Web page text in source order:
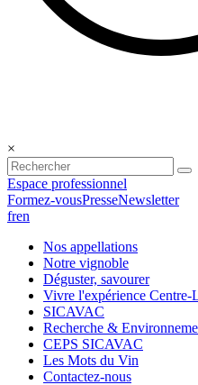
×
Espace professionnel
Formez-vousPresseNewsletter
fren
Nos appellations
Notre vignoble
Déguster, savourer
Vivre l'expérience Centre-
SICAVAC
Recherche &
CEPS SICAVAC
Les Mots du Vin
Contactez-nous